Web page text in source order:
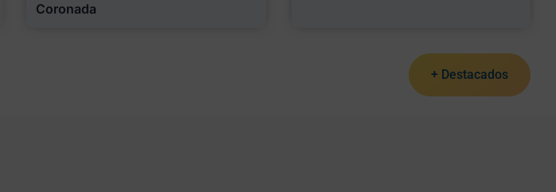
Coronada
+ Destacados